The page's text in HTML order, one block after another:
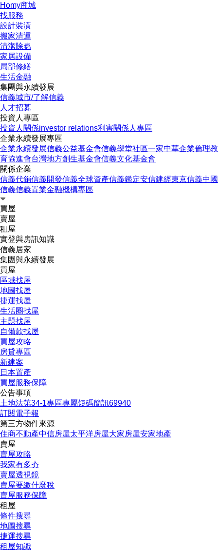
立即看屋
Homy商城
找服務
設計裝潢
搬家清運
清潔除蟲
家居設備
局部修繕
生活金融
集團與永續發展
信義城市/了解信義
人才招募
投資人專區
投資人關係investor relations利害關係人專區
企業永續發展專區
企業永續發展信義公益基金會信義學堂社區一家中華企業倫理教
育協進會台灣地方創生基金會信義文化基金會
關係企業
信義代銷信義開發信義全球資產信義鑑定安信建經東京信義中國
信義信義置業金融機構專區
買屋
賣屋
租屋
實登與房訊知識
信義居家
集團與永續發展
買屋
區域找屋
地圖找屋
捷運找屋
生活圈找屋
主題找屋
自備款找屋
買屋攻略
房貸專區
新建案
日本置產
買屋服務保障
公告事項
土地法第34-1專區專屬短碼簡訊69940
訂閱電子報
第三方物件來源
住商不動產中信房屋太平洋房屋大家房屋安家地產
賣屋
賣屋攻略
我家有多夯
賣屋透視鏡
賣屋要繳什麼稅
賣屋服務保障
租屋
條件搜尋
地圖搜尋
捷運搜尋
租屋知識